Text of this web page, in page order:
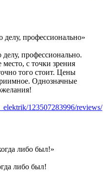
делу, профессионально»
профессионально.
место, с точки зрения
того стоит. Цены
Однозначные
123507283996/reviews/
либо был!»
либо был!